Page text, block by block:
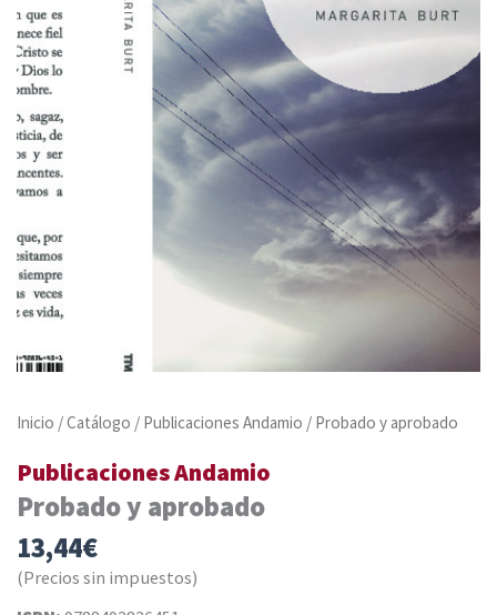
Inicio /Catálogo / Publicaciones Andamio / Probado y aprobado
Publicaciones Andamio
Probado y aprobado
13,44€
(Precios sin impuestos)